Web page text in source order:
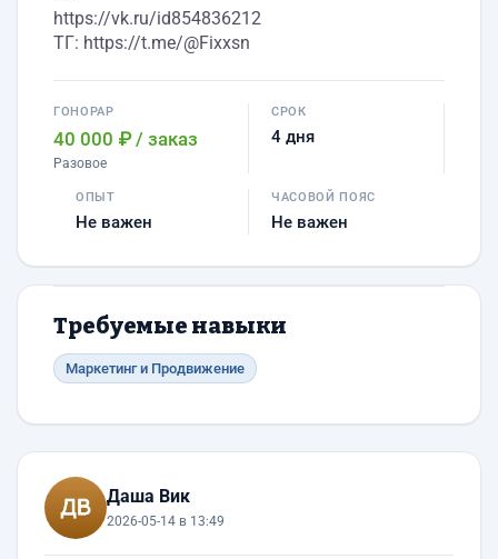
https://vk.ru/id854836212
ТГ: https://t.me/@Fixxsn
ГОНОРАР
40 000 ₽ / заказ
Разовое
СРОК
4 дня
ОПЫТ
Не важен
ЧАСОВОЙ ПОЯС
Не важен
Требуемые навыки
Маркетинг и Продвижение
Даша Вик
2026-05-14 в 13:49